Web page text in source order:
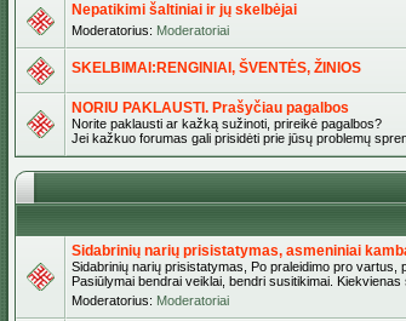
Nepatikimi šaltiniai ir jų skelbėjai
Moderatorius: Moderatoriai
SKELBIMAI:RENGINIAI, ŠVENTĖS, ŽINIOS
NORIU PAKLAUSTI. Prašyčiau pagalbos
Norite paklausti ar kažką sužinoti, prireikė pagalbos?
Jei kažkuo forumas gali prisidėti prie jūsų problemų
Sidabrinių narių prisistatymas, asmeniniai
Sidabrinių narių prisistatymas, Po praleidimo pro vartus,
Pasiūlymai bendrai veiklai, bendri susitikimai.
Moderatorius: Moderatoriai